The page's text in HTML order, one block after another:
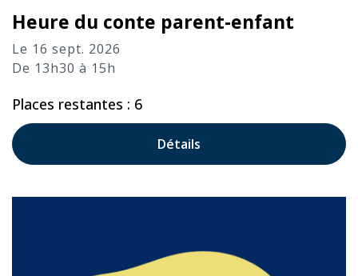
Heure du conte parent-enfant
Le 16 sept. 2026
De 13h30 à 15h
Places restantes : 6
Détails